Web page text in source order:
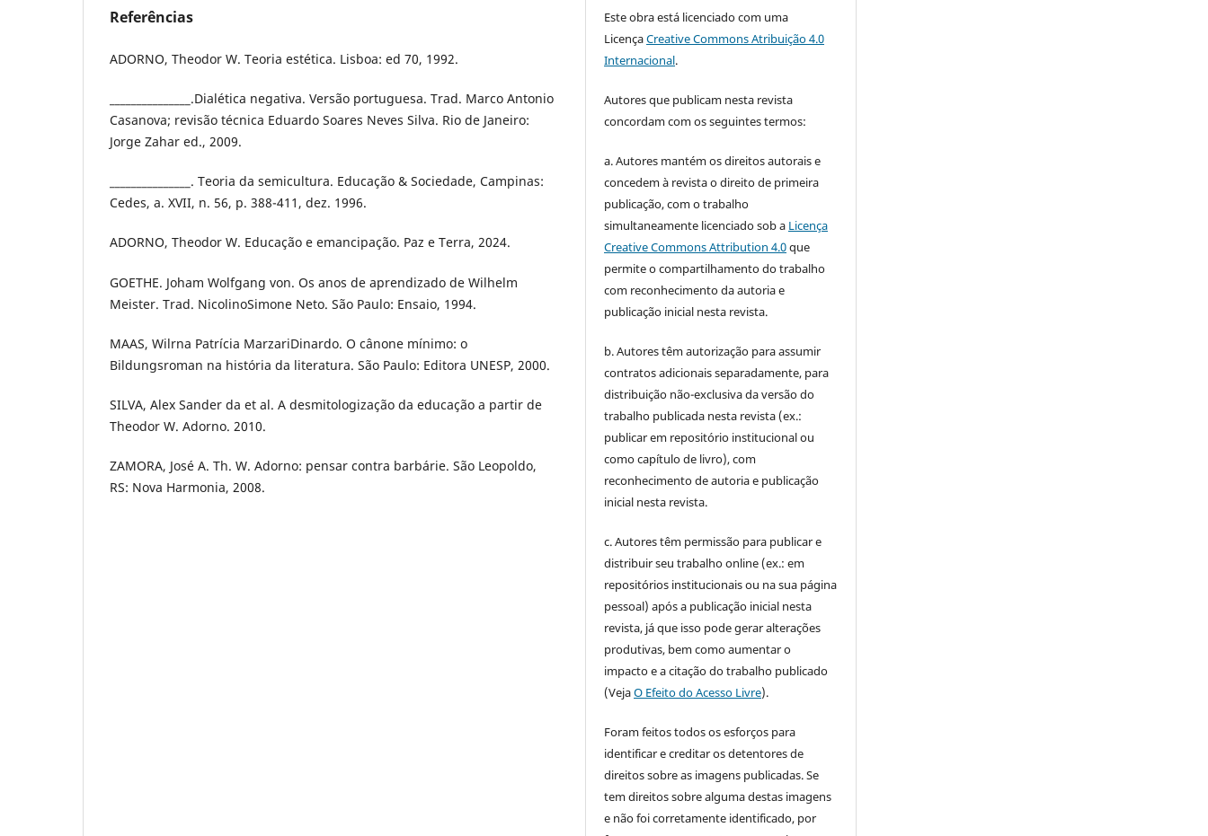
Referências
ADORNO, Theodor W. Teoria estética. Lisboa: ed 70, 1992.
_______________.Dialética negativa. Versão portuguesa. Trad. Marco Antonio
Casanova; revisão técnica Eduardo Soares Neves Silva. Rio de Janeiro:
Jorge Zahar ed., 2009.
_______________. Teoria da semicultura. Educação & Sociedade, Campinas:
Cedes, a. XVII, n. 56, p. 388-411, dez. 1996.
ADORNO, Theodor W. Educação e emancipação. Paz e Terra, 2024.
GOETHE. Joham Wolfgang von. Os anos de aprendizado de Wilhelm
Meister. Trad. NicolinoSimone Neto. São Paulo: Ensaio, 1994.
MAAS, Wilrna Patrícia MarzariDinardo. O cânone mínimo: o
Bildungsroman na história da literatura. São Paulo: Editora UNESP, 2000.
SILVA, Alex Sander da et al. A desmitologização da educação a partir de
Theodor W. Adorno. 2010.
ZAMORA, José A. Th. W. Adorno: pensar contra barbárie. São Leopoldo,
RS: Nova Harmonia, 2008.
Este obra está licenciado com uma
LicençaCreative Commons Atribuição 4.0
Internacional.
Autores que publicam nesta revista
concordam com os seguintes termos:
a. Autores mantém os direitos autorais e
concedem à revista o direito de primeira
publicação, com o trabalho
simultaneamente licenciado sob a Licença
Creative Commons Attribution 4.0que
permite o compartilhamento do trabalho
com reconhecimento da autoria e
publicação inicial nesta revista.
b. Autores têm autorização para assumir
contratos adicionais separadamente, para
distribuição não-exclusiva da versão do
trabalho publicada nesta revista (ex.:
publicar em repositório institucional ou
como capítulo de livro), com
reconhecimento de autoria e publicação
inicial nesta revista.
c. Autores têm permissão para publicar e
distribuir seu trabalho online (ex.: em
repositórios institucionais ou na sua página
pessoal) após a publicação inicial nesta
revista, já que isso pode gerar alterações
produtivas, bem como aumentar o
impacto e a citação do trabalho publicado
(VejaO Efeito do Acesso Livre).
Foram feitos todos os esforços para
identificar e creditar os detentores de
direitos sobre as imagens publicadas. Se
tem direitos sobre alguma destas imagens
e não foi corretamente identificado, por